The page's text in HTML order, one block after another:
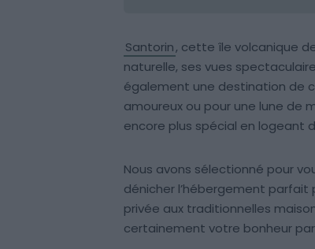
Santorin, cette île volcanique
naturelle, ses vues
également une destination de
amoureux ou pour une lune de
encore plus spécial en logeant
Nous avons sélectionné pour
dénicher l’hébergement parfait
privée aux traditionnelles
certainement votre bonheur